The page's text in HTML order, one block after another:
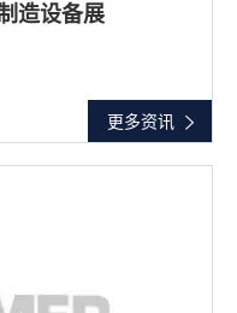
更多资讯
造设备展